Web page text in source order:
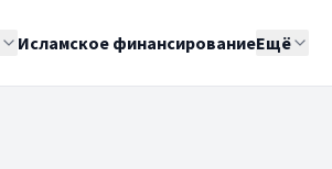
Исламское финансированиеЕщё